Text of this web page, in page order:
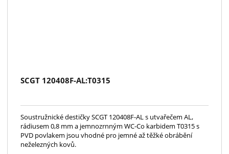
SCGT 120408F-AL:T0315
Soustružnické destičky SCGT 120408F-AL s utvařečem AL,
rádiusem 0,8 mm a jemnozrnným WC-Co karbidem T0315 s
PVD povlakem jsou vhodné pro jemné až těžké obrábění
neželezných kovů.